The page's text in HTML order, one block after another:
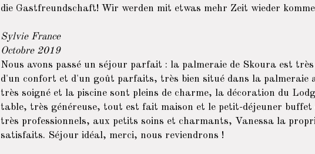
die Gastfreundschaft! Wir werden mit etwas mehr Zeit wieder
Sylvie France
Octobre 2019
Nous avons passé un séjour parfait : la palmeraie de Skoura est
d'un confort et d'un goût parfaits, très bien situé dans la palmeraie
très soigné et la piscine sont pleins de charme, la décoration du
table, très généreuse, tout est fait maison et le petit-déjeuner buffet
très professionnels, aux petits soins et charmants, Vanessa la
satisfaits. Séjour idéal, merci, nous reviendrons !